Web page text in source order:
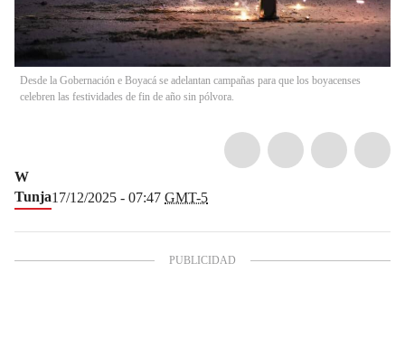
Desde la Gobernación e Boyacá se adelantan campañas para que los boyacenses
celebren las festividades de fin de año sin pólvora.
W
Tunja17/12/2025 - 07:47 GMT-5